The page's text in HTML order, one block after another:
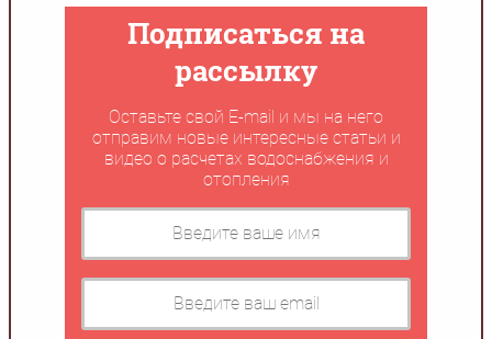
Подписаться на
рассылку
Оставьте свой E-mail и мы на него
отправим новые интересные статьи и
видео о расчетах водоснабжения и
отопления